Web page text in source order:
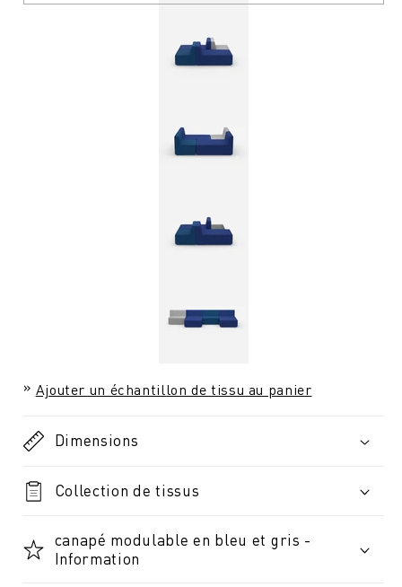
Ajouter un échantillon de tissu au panier
Dimensions
Collection de tissus
canapé modulable en bleu et gris -
Information